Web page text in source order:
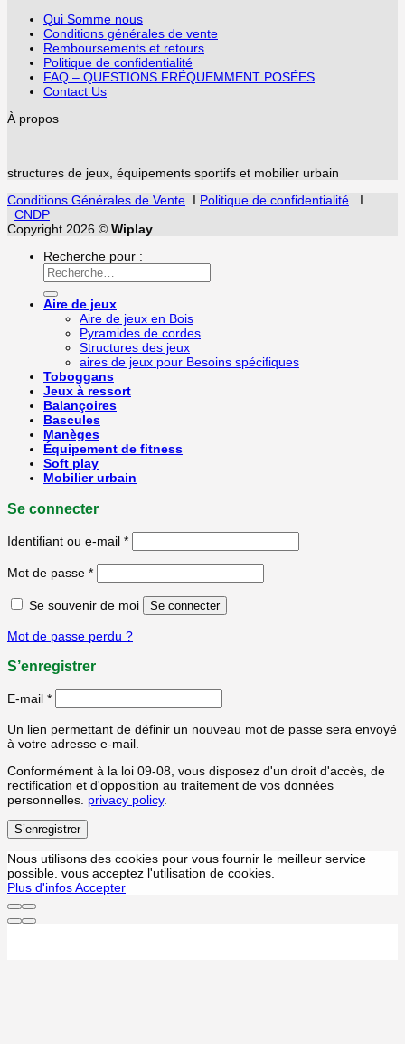
Qui Somme nous
Conditions générales de vente
Remboursements et retours
Politique de confidentialité
FAQ – QUESTIONS FRÉQUEMMENT POSÉES
Contact Us
À propos
structures de jeux, équipements sportifs et mobilier urbain
Conditions Générales de Vente I Politique de confidentialité I
CNDP
Copyright 2026 © Wiplay
Recherche pour :
Aire de jeux
Aire de jeux en Bois
Pyramides de cordes
Structures des jeux
aires de jeux pour Besoins spécifiques
Toboggans
Jeux à ressort
Balançoires
Bascules
Manèges
Équipement de fitness
Soft play
Mobilier urbain
Se connecter
Identifiant ou e-mail *
Mot de passe *
Se souvenir de moi Se connecter
Mot de passe perdu ?
S’enregistrer
E-mail *
Un lien permettant de définir un nouveau mot de passe sera envoyé
à votre adresse e-mail.
Conformément à la loi 09-08, vous disposez d'un droit d'accès, de
rectification et d'opposition au traitement de vos données
personnelles. privacy policy.
S’enregistrer
Nous utilisons des cookies pour vous fournir le meilleur service
possible. vous acceptez l'utilisation de cookies.
Plus d'infosAccepter